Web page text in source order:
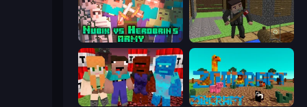
Nubik vs Herobrin's Army Block Pixel Gun Apocalypse 3
TNTcraft ZooCraft